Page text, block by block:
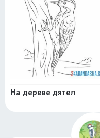
На дереве дятел